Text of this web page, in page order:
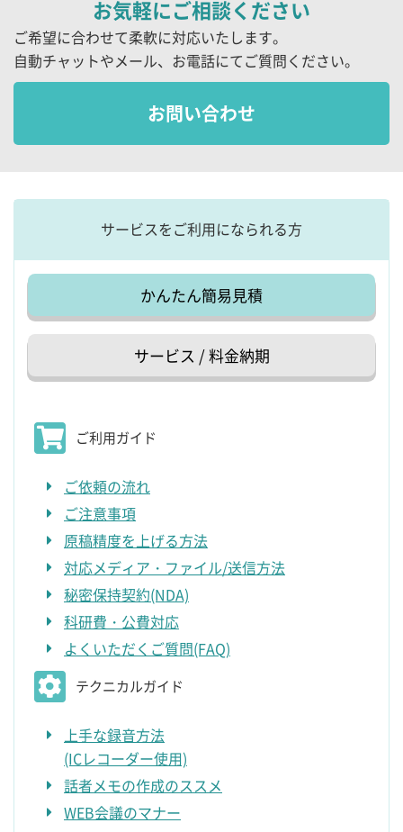
お気軽にご相談ください
ご希望に合わせて柔軟に対応いたします。
自動チャットやメール、お電話にてご質問ください。
お問い合わせ
サービスをご利用になられる方
かんたん簡易見積
サービス / 料金納期
ご利用ガイド
ご依頼の流れ
ご注意事項
原稿精度を上げる方法
対応メディア・ファイル/送信方法
秘密保持契約(NDA)
科研費・公費対応
よくいただくご質問(FAQ)
テクニカルガイド
上手な録音方法
(ICレコーダー使用)
話者メモの作成のススメ
WEB会議のマナー